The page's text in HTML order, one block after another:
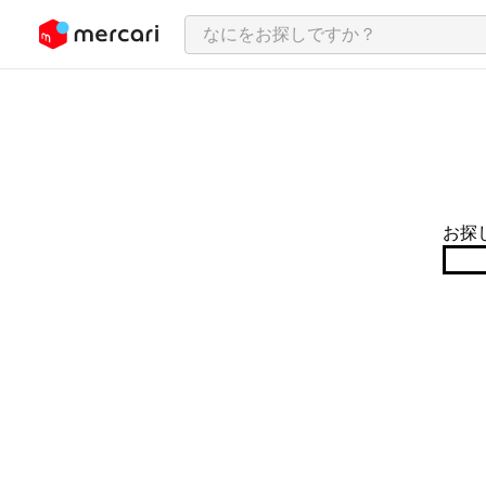
ツにスキップ
お探